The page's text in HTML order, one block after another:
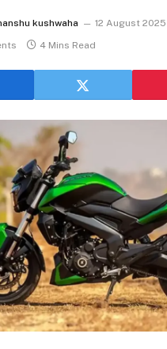
kushwaha
12 August 2025
4 Mins Read